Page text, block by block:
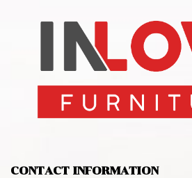
CONTACT INFORMATION